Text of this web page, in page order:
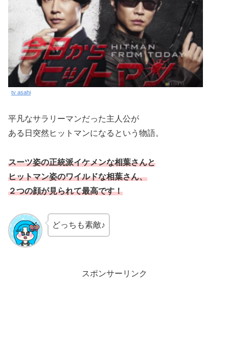
tv asahi
平凡なサラリーマンだった主人公が
ある日突然ヒットマンになるという物語。
スーツ姿の正統派イケメンな相葉さんと
ヒットマン姿のワイルドな相葉さん、
２つの顔が見られて最高です！
どっちも素敵♪
スポンサーリンク